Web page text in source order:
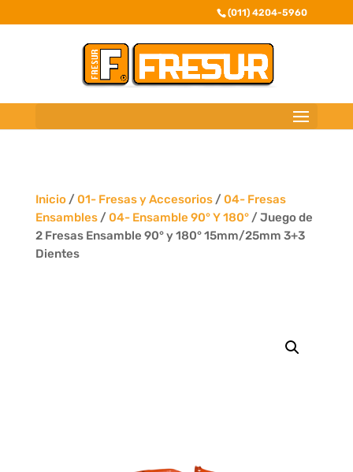
(011) 4204-5960
Inicio/ 01- Fresas y Accesorios/ 04- Fresas
Ensambles/ 04- Ensamble 90° Y 180°/ Juego de
2 Fresas Ensamble 90° y 180° 15mm/25mm 3+3
Dientes